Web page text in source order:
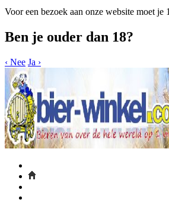
Voor een bezoek aan onze website moet je
Ben je ouder dan 18?
‹ Nee Ja ›